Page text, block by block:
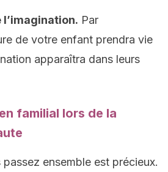
Par
de votre enfant prendra vie
apparaîtra dans leurs
familial lors de la
ensemble est précieux.